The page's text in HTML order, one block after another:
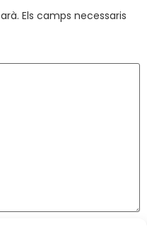
Els camps necessaris